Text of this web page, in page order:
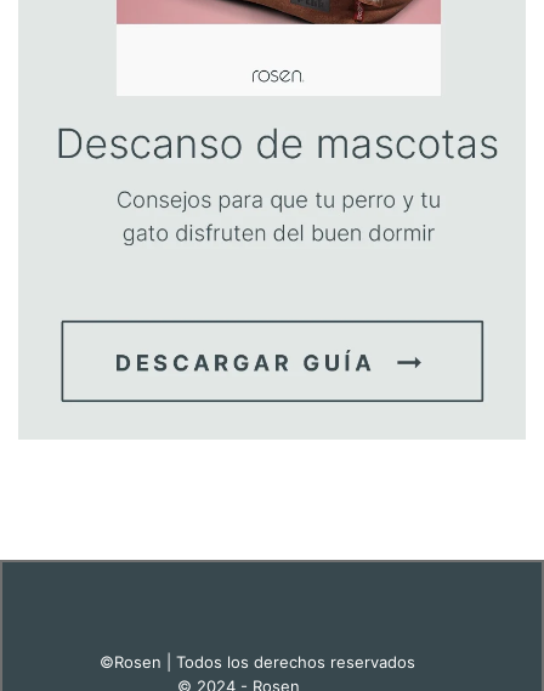
©Rosen | Todos los derechos reservados
© 2024 - Rosen